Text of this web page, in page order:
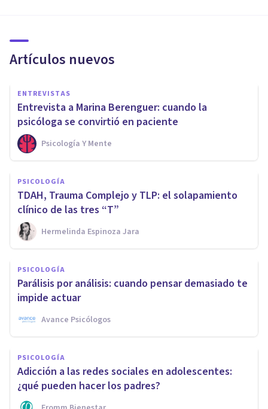
Artículos nuevos
ENTREVISTAS
Entrevista a Marina Berenguer: cuando la
psicóloga se convirtió en paciente
Psicología Y Mente
PSICOLOGÍA
TDAH, Trauma Complejo y TLP: el solapamiento
clínico de las tres “T”
Hermelinda Espinoza Jara
PSICOLOGÍA
Parálisis por análisis: cuando pensar demasiado te
impide actuar
Avance Psicólogos
PSICOLOGÍA
Adicción a las redes sociales en adolescentes:
¿qué pueden hacer los padres?